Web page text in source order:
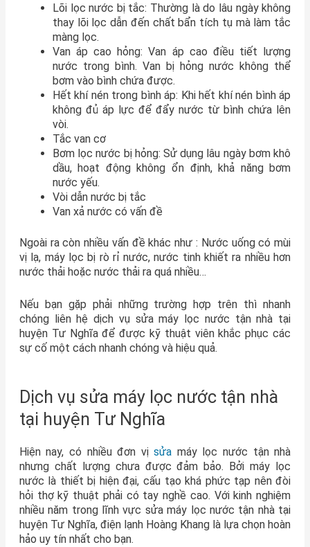
Lõi lọc nước bị tắc: Thường là do lâu ngày không
thay lõi lọc dẫn đến chất bẩn tích tụ mà làm tắc
màng lọc.
Van áp cao hỏng: Van áp cao điều tiết lượng
nước trong bình. Van bị hỏng nước không thể
bơm vào bình chứa được.
Hết khí nén trong bình áp: Khi hết khí nén bình áp
không đủ áp lực để đẩy nước từ bình chứa lên
vòi.
Tắc van cơ
Bơm lọc nước bị hỏng: Sử dụng lâu ngày bơm khô
dầu, hoạt động không ổn định, khả năng bơm
nước yếu.
Vòi dẫn nước bị tắc
Van xả nước có vấn đề
Ngoài ra còn nhiều vấn đề khác như : Nước uống có mùi
vị lạ, máy lọc bị rò rỉ nước, nước tinh khiết ra nhiều hơn
nước thải hoặc nước thải ra quá nhiều…
Nếu bạn gặp phải những trường hợp trên thì nhanh
chóng liên hệ dịch vụ sửa máy lọc nước tận nhà tại
huyện Tư Nghĩađể được kỹ thuật viên khắc phục các
sự cố một cách nhanh chóng và hiệu quả.
Dịch vụ sửa máy lọc nước tận nhà
tại huyện Tư Nghĩa
Hiện nay, có nhiều đơn vịsửa máy lọc nước tận nhà
nhưng chất lượng chưa được đảm bảo. Bởi máy lọc
nước là thiết bị hiện đại, cấu tạo khá phức tạp nên đòi
hỏi thợ kỹ thuật phải có tay nghề cao. Với kinh nghiệm
nhiều năm trong lĩnh vực sửa máy lọc nước tận nhà tại
huyện Tư Nghĩa, điện lạnh Hoàng Khang là lựa chọn hoàn
hảo uy tín nhất cho bạn.